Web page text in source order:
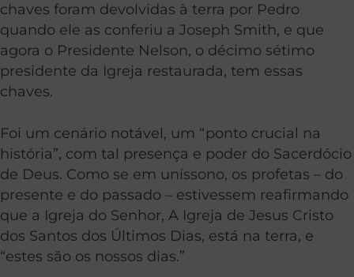
chaves foram devolvidas à terra por Pedro
quando ele as conferiu a Joseph Smith, e que
agora o Presidente Nelson, o décimo sétimo
presidente da Igreja restaurada, tem essas
chaves.
Foi um cenário notável, um “ponto crucial na
história”, com tal presença e poder do Sacerdócio
de Deus. Como se em uníssono, os profetas – do
presente e do passado – estivessem reafirmando
que a Igreja do Senhor, A Igreja de Jesus Cristo
dos Santos dos Últimos Dias, está na terra, e
“estes são os nossos dias.”